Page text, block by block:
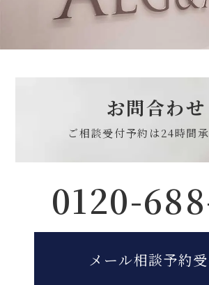
お問合わせ
ご相談受付予約は24時間
0120-
メール相談予約